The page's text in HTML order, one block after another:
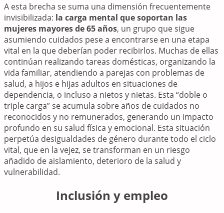
A esta brecha se suma una dimensión frecuentemente
invisibilizada: la carga mental que soportan las
mujeres mayores de 65 años, un grupo que sigue
asumiendo cuidados pese a encontrarse en una etapa
vital en la que deberían poder recibirlos. Muchas de ellas
continúan realizando tareas domésticas, organizando la
vida familiar, atendiendo a parejas con problemas de
salud, a hijos e hijas adultos en situaciones de
dependencia, o incluso a nietos y nietas. Esta “doble o
triple carga” se acumula sobre años de cuidados no
reconocidos y no remunerados, generando un impacto
profundo en su salud física y emocional. Esta situación
perpetúa desigualdades de género durante todo el ciclo
vital, que en la vejez, se transforman en un riesgo
añadido de aislamiento, deterioro de la salud y
vulnerabilidad.
Inclusión y empleo